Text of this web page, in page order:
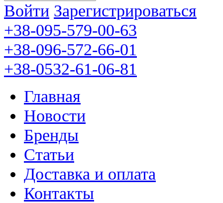
Войти Зарегистрироваться
+38-095-579-00-63
+38-096-572-66-01
+38-0532-61-06-81
Главная
Новости
Бренды
Статьи
Доставка и оплата
Контакты